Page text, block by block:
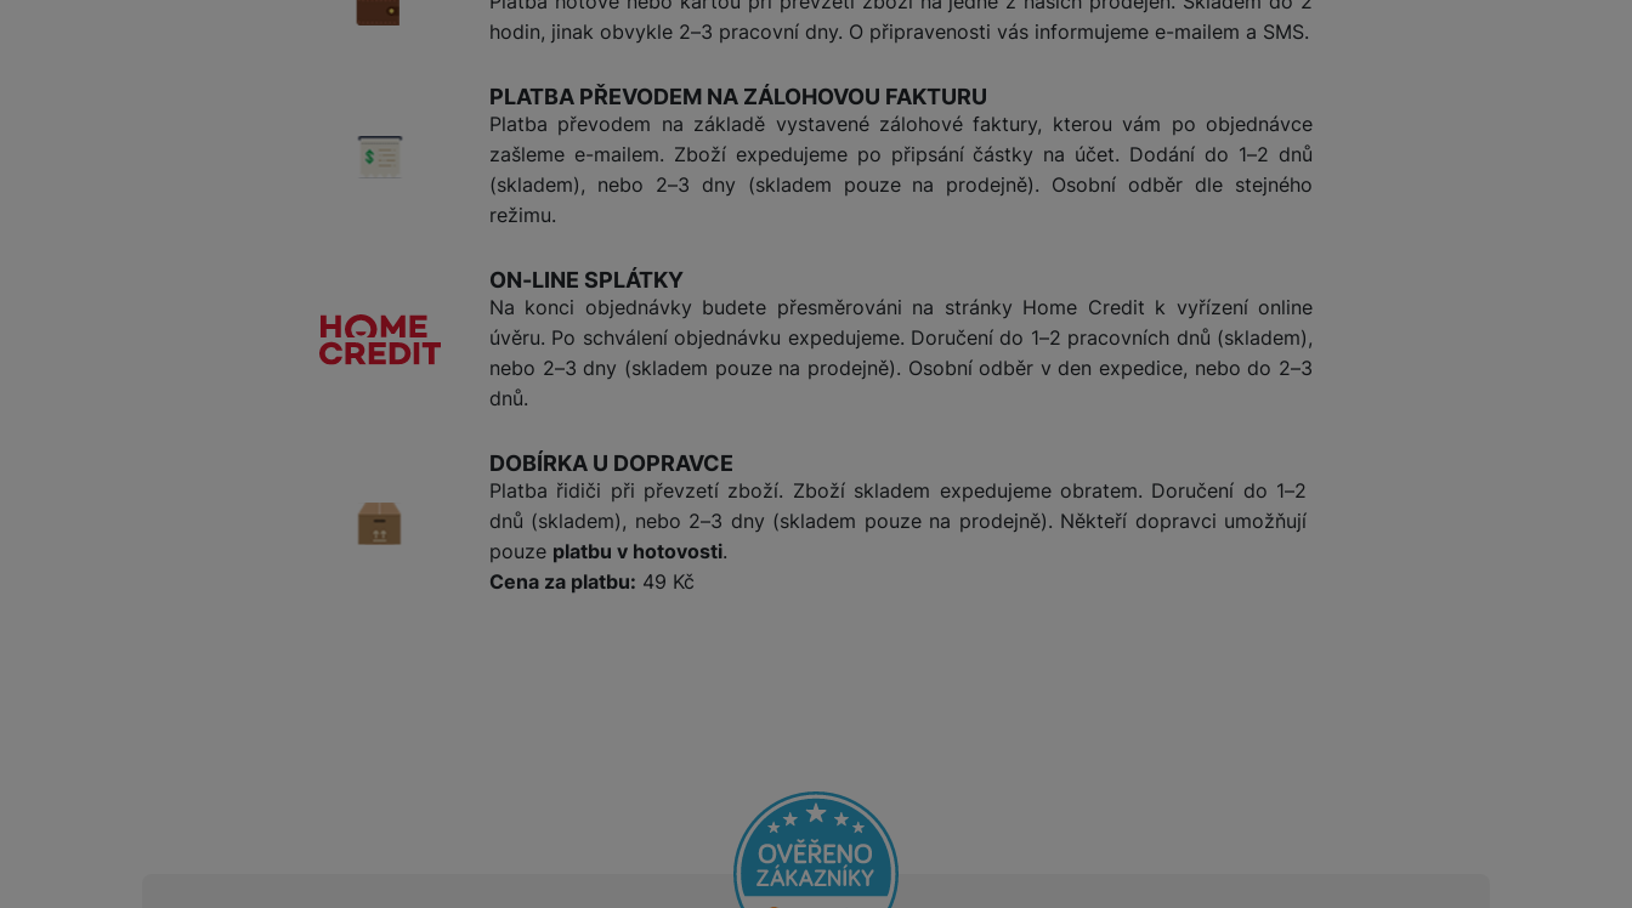
Herní zóna
Péče o zdraví a tělo
Péče o zdraví a tělo
hodin, jinak obvykle 2–3 pracovní dny. O připravenosti vás informujeme e-mailem a SMS.
PLATBA PŘEVODEM NA ZÁLOHOVOU FAKTURU
Platba převodem na základě vystavené zálohové faktury, kterou vám po objednávce
zašleme e-mailem. Zboží expedujeme po připsání částky na účet. Dodání do 1–2 dnů
(skladem), nebo 2–3 dny (skladem pouze na prodejně). Osobní odběr dle stejného
režimu.
ON-LINE SPLÁTKY
Na konci objednávky budete přesměrováni na stránky Home Credit k vyřízení online
úvěru. Po schválení objednávku expedujeme. Doručení do 1–2 pracovních dnů (skladem),
nebo 2–3 dny (skladem pouze na prodejně). Osobní odběr v den expedice, nebo do 2–3
dnů.
DOBÍRKA U DOPRAVCE
Platba řidiči při převzetí zboží. Zboží skladem expedujeme obratem. Doručení do 1–2
dnů (skladem), nebo 2–3 dny (skladem pouze na prodejně). Někteří dopravci umožňují
pouze platbu v hotovosti.
Cena za platbu: 49 Kč